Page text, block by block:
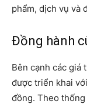
phẩm, dịch vụ và
Đồng hành
Bên cạnh các giá
được triển khai
đồng. Theo thống